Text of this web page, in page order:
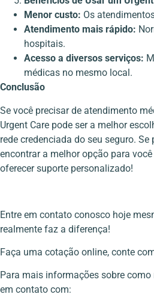
Menor custo: Os
Atendimento mais rápido:
hospitais.
Acesso a diversos serviços:
médicas no mesmo local.
Conclusão
Se você precisar de atendimento
Urgent Care pode ser a melhor
rede credenciada do seu seguro.
encontrar a melhor opção para
oferecer suporte personalizado!
Entre em contato conosco hoje
realmente faz a diferença!
Faça uma cotação online, conte
Para mais informações sobre
em contato com: